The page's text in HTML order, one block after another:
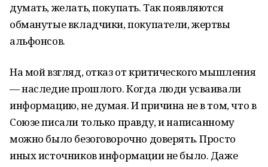
думать, желать, покупать. Так появляются
обманутые вкладчики, покупатели, жертвы
альфонсов.
На мой взгляд, отказ от критического мышления
— наследие прошлого. Когда люди усваивали
информацию, не думая. И причина не в том, что в
Союзе писали только правду, и написанному
можно было безоговорочно доверять. Просто
иных источников информации не было. Даже